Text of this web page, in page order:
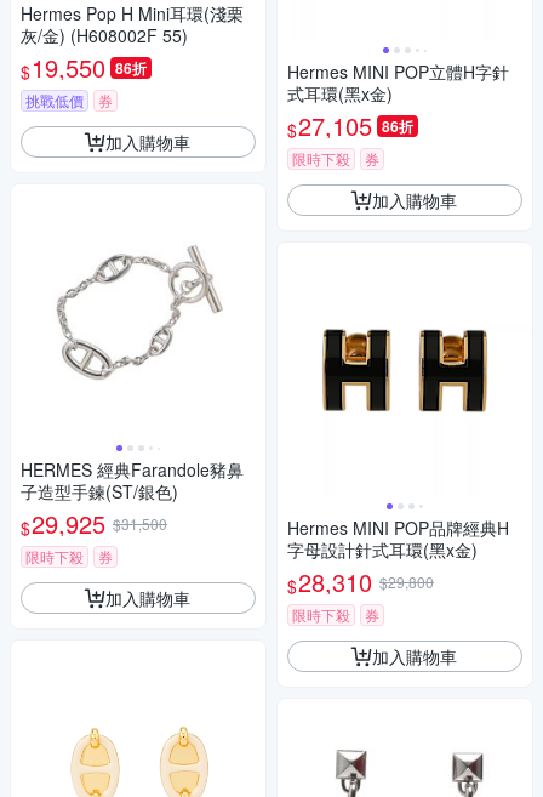
Hermes Pop H Mini耳環(淺栗
灰/金) (H608002F 55)
$19,550 86折
挑戰低價 券
加入購物車
HERMES 經典Farandole豬鼻
子造型手鍊(ST/銀色)
$29,925 $31,500
限時下殺
券
加入購物車
Hermes MINI POP立體H字針
式耳環(黑x金)
$27,105 86折
限時下殺 券
加入購物車
Hermes MINI POP品牌經典H
字母設計針式耳環(黑x金)
$28,310 $29,800
限時下殺
券
加入購物車